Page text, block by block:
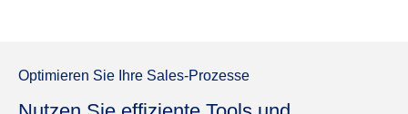
Optimieren Sie Ihre Sales-Prozesse